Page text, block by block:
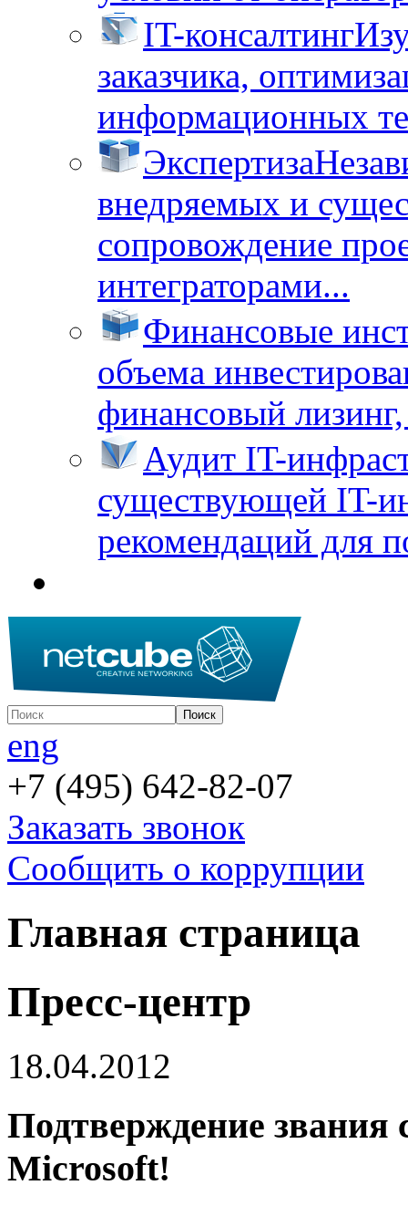
IT-консалтинг
заказчика,
информационных
Экспертиза
внедряемых и
сопровождение
интеграторами...
Финансовые
объема
финансовый
Аудит IT-
существующей IT-
рекомендаций для
eng
+7 (495) 642-82-07
Заказать звонок
Сообщить о коррупции
Главная страница
Пресс-центр
18.04.2012
Подтверждение звания
Microsoft!